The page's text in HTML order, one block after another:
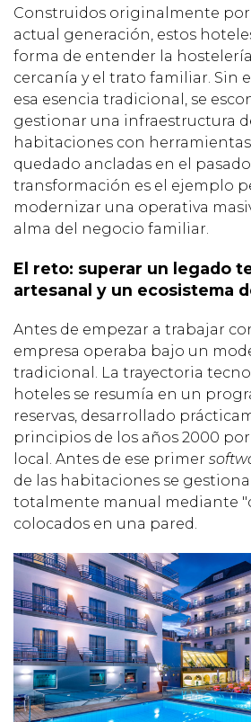
Construidos originalmente por
actual generación, estos
forma de entender la
cercanía y el trato familiar. Sin
esa esencia tradicional, se
gestionar una infraestructura
habitaciones con
quedado ancladas en el
transformación es el ejemplo
modernizar una operativa
alma del negocio familiar.
El reto: superar un legado
artesanal y un ecosistema
Antes de empezar a trabajar
empresa operaba bajo un
tradicional. La trayectoria
hoteles se resumía en un
reservas, desarrollado
principios de los años 2000
local. Antes de ese primer
de las habitaciones se
totalmente manual mediante
colocados en una pared.